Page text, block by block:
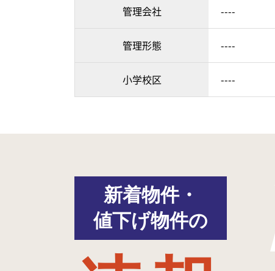
管理会社 ----
管理形態 ----
小学校区 ----
新着物件・
値下げ物件の